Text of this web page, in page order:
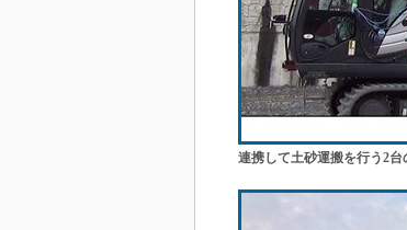
連携して土砂運搬を行う2台